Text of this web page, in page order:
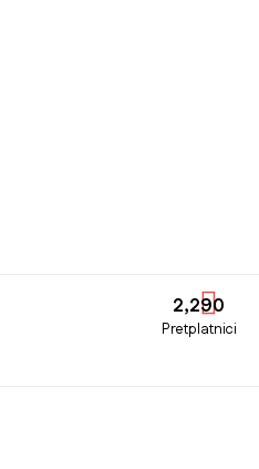
2,290
Pretplatnici